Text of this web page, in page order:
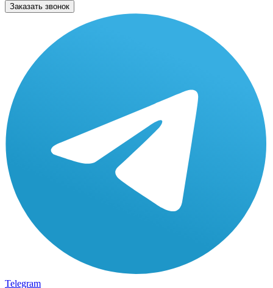
Заказать звонок
Telegram